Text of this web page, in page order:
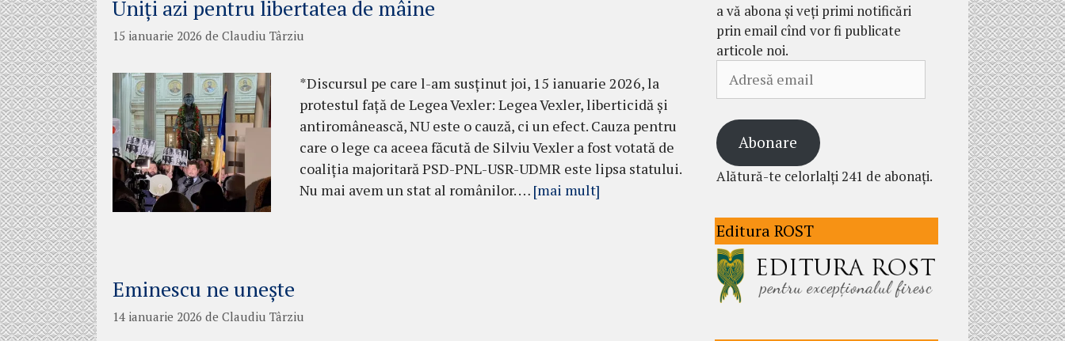
Uniți azi pentru libertatea de mâine
15 ianuarie 2026 de Claudiu Târziu
*Discursul pe care l-am susținut joi, 15 ianuarie 2026, la
protestul față de Legea Vexler: Legea Vexler, liberticidă și
antiromânească, NU este o cauză, ci un efect. Cauza pentru
care o lege ca aceea făcută de Silviu Vexler a fost votată de
coaliția majoritară PSD-PNL-USR-UDMR este lipsa statului.
Nu mai avem un stat al românilor. … [mai mult]
Eminescu ne unește
14 ianuarie 2026 de Claudiu Târziu
a vă abona și veți primi notificări
prin email cînd vor fi publicate
articole noi.
email
Abonare
Alătură-te celorlalți 241 de abonați.
Editura ROST